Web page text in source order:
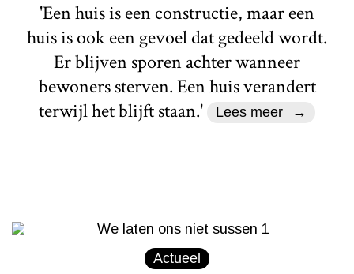
'Een huis is een constructie, maar een
huis is ook een gevoel dat gedeeld wordt.
Er blijven sporen achter wanneer
bewoners sterven. Een huis verandert
terwijl het blijft staan.'
Lees meer
Actueel